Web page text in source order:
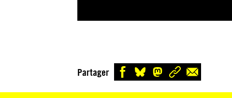
Partager